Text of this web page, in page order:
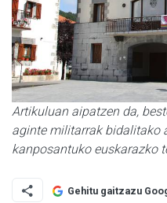
Artikuluan aipatzen da,
aginte militarrak bidalitako
kanposantuko euskarazko
Gehitu gaitzazu